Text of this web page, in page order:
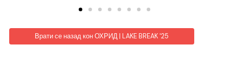
Врати се назад кон ОХРИД | LAKE BREAK '25